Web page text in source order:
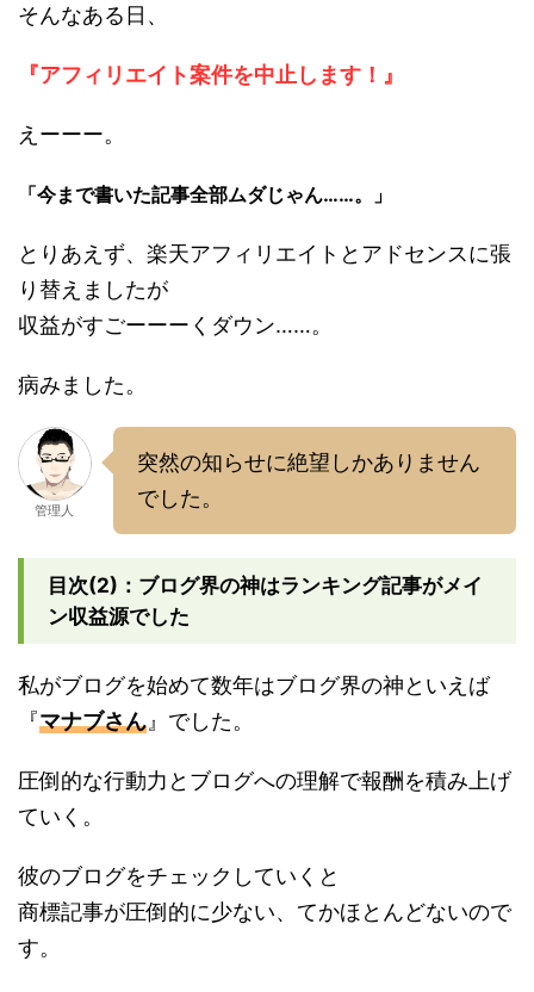
そんなある日、
『アフィリエイト案件を中止します！』
えーーー。
「今まで書いた記事全部ムダじゃん……。」
とりあえず、楽天アフィリエイトとアドセンスに張
り替えましたが
収益がすごーーーくダウン……。
病みました。
管理人
突然の知らせに絶望しかありません
でした。
目次(2)：ブログ界の神はランキング記事がメイ
ン収益源でした
私がブログを始めて数年はブログ界の神といえば
『マナブさん 』でした。
圧倒的な行動力とブログへの理解で報酬を積み上げ
ていく。
彼のブログをチェックしていくと
商標記事が圧倒的に少ない、てかほとんどないので
す。